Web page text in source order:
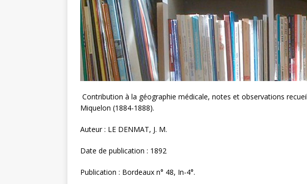
Contribution à la géographie médicale, notes et observations
Miquelon (1884-1888).
Auteur : LE DENMAT, J. M.
Date de publication : 1892
Publication : Bordeaux n° 48, In-4°.